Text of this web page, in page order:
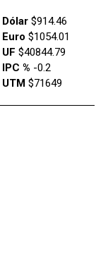
Dólar$914.46
Euro $1054.01
UF $40844.79
IPC % -0.2
UTM$71649